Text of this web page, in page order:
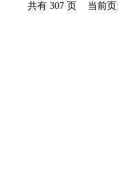
共有 307 页 当前